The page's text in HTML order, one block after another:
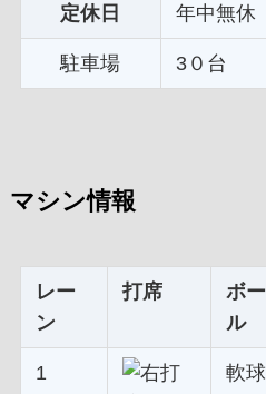
定休日 年中無休
駐車場 3０台
マシン情報
レー
ン
打席
ボー
ル
1 軟球